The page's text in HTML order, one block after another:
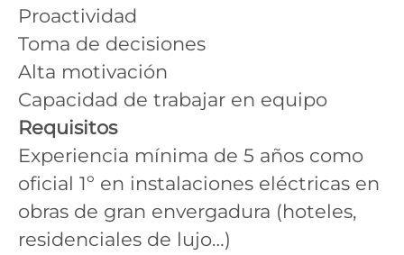
Proactividad
Toma de decisiones
Alta motivación
Capacidad de trabajar en equipo
Requisitos
Experiencia mínima de 5 años como
oficial 1º en instalaciones eléctricas en
obras de gran envergadura (hoteles,
residenciales de lujo…)